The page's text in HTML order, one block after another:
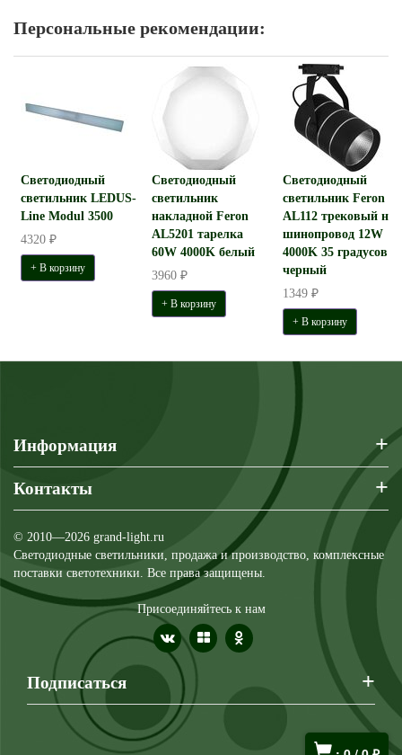
Персональные рекомендации:
Светодиодный
светильник LEDUS-
Line Modul 3500
4320 ₽
+ В корзину
Светодиодный
светильник
накладной Feron
AL5201 тарелка
60W 4000K белый
3960 ₽
+ В корзину
Светодиодный
светильник Feron
AL112 трековый на
шинопровод 12W
4000K 35 градусов
черный
1349 ₽
+ В корзину
Информация +
Контакты +
© 2010—2026 grand-light.ru
Светодиодные светильники, продажа и производство, комплексные
поставки светотехники. Все права защищены.
Присоединяйтесь к нам
Подписаться +